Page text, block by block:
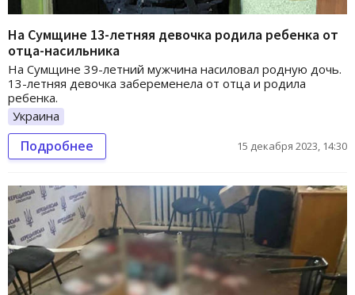
На Сумщине 13-летняя девочка родила ребенка от
отца-насильника
На Сумщине 39-летний мужчина насиловал родную дочь.
13-летняя девочка забеременела от отца и родила
ребенка.
Украина
Подробнее 15 декабря 2023, 14:30